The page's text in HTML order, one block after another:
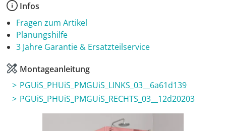
Infos
Fragen zum Artikel
Planungshilfe
3 Jahre Garantie & Ersatzteilservice
Montageanleitung
PGUiS_PHUiS_PMGUiS_LINKS_03__6a61d139
PGUiS_PHUiS_PMGUiS_RECHTS_03__12d20203